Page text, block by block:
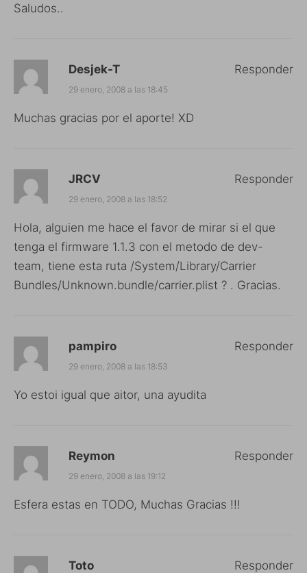
Saludos..
Desjek-T
29 enero, 2008 a las 18:45
Muchas gracias por el aporte! XD
Responder
JRCV
29 enero, 2008 a las 18:52
Hola, alguien me hace el favor de mirar si el que
tenga el firmware 1.1.3 con el metodo de dev-
team, tiene esta ruta /System/Library/Carrier
Bundles/Unknown.bundle/carrier.plist ? . Gracias.
Responder
pampiro
29 enero, 2008 a las 18:53
Yo estoi igual que aitor, una ayudita
Responder
Reymon
29 enero, 2008 a las 19:12
Esfera estas en TODO, Muchas Gracias !!!
Responder
Toto Responder